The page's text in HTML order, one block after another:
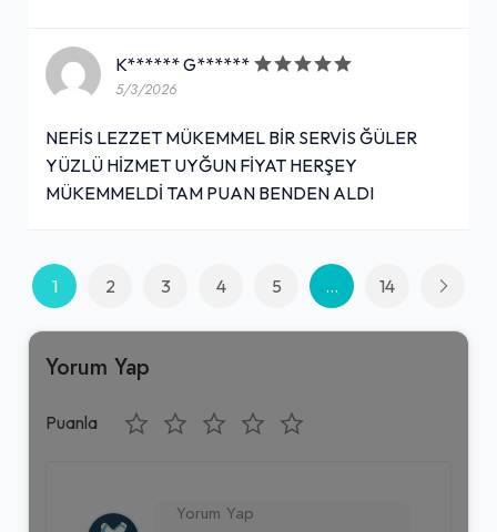
K****** G******
5/3/2026
NEFİS LEZZET MÜKEMMEL BİR SERVİS ĞÜLER
YÜZLÜ HİZMET UYĞUN FİYAT HERŞEY
MÜKEMMELDİ TAM PUAN BENDEN ALDI
1 2 3 4 5 ... 14
Yorum Yap
Puanla